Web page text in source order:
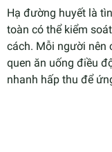
Hạ đường huyết là
toàn có thể kiểm
cách. Mỗi người nên
quen ăn uống điều
nhanh hấp thu để